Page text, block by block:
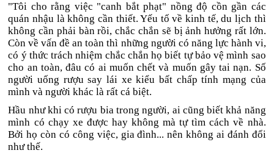
"Tôi cho rằng việc "canh bắt phạt" nồng độ cồn gần các
quán nhậu là không cần thiết. Yếu tố về kinh tế, du lịch thì
không cần phải bàn rồi, chắc chắn sẽ bị ảnh hưởng rất lớn.
Còn về vấn đề an toàn thì những người có năng lực hành vi,
có ý thức trách nhiệm chắc chắn họ biết tự bảo vệ mình sao
cho an toàn, đâu có ai muốn chết và muốn gây tai nạn. Số
người uống rượu say lái xe kiểu bất chấp tính mạng của
mình và người khác là rất cá biệt.
Hầu như khi có rượu bia trong người, ai cũng biết khả năng
mình có chạy xe được hay không mà tự tìm cách về nhà.
Bởi họ còn có công việc, gia đình... nên không ai đánh đổi
như thế.